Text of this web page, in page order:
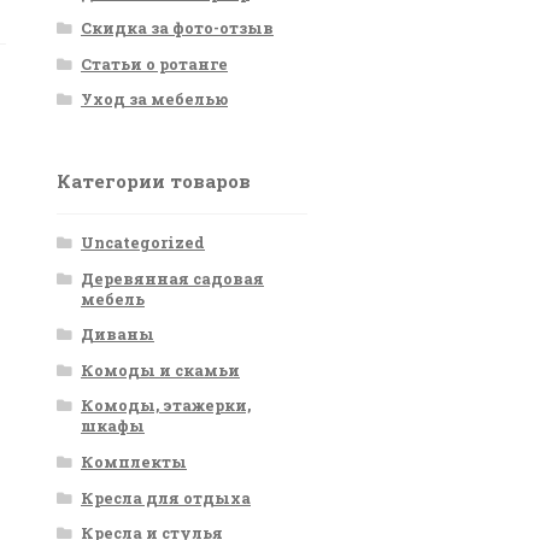
Скидка за фото-отзыв
Статьи о ротанге
Уход за мебелью
Категории товаров
Uncategorized
Деревянная садовая
мебель
Диваны
Комоды и скамьи
Комоды, этажерки,
шкафы
Комплекты
Кресла для отдыха
Кресла и стулья